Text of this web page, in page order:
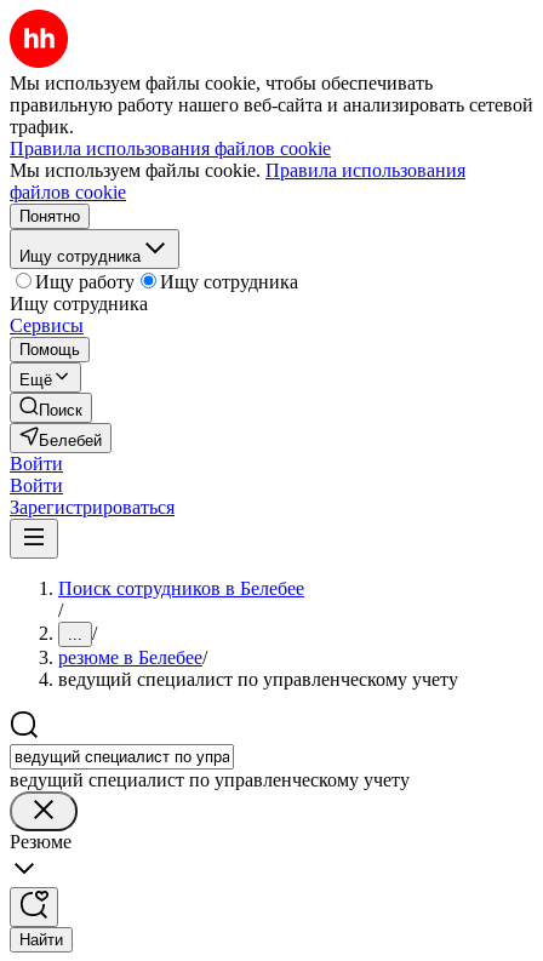
Мы используем файлы cookie, чтобы обеспечивать
правильную работу нашего веб-сайта и анализировать сетевой
трафик.
Правила использования файлов cookie
Мы используем файлы cookie. Правила использования
файлов cookie
Понятно
Ищу сотрудника
Ищу работу
Ищу сотрудника
Ищу сотрудника
Сервисы
Помощь
Ещё
Поиск
Белебей
Войти
Войти
Зарегистрироваться
Поиск сотрудников в Белебее
/
... /
резюме в Белебее/
ведущий специалист по управленческому учету
ведущий специалист по управленческому учету
Резюме
Найти